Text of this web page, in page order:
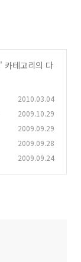
' 카테고리의 다
2010.03.04
2009.10.29
2009.09.29
2009.09.28
2009.09.24